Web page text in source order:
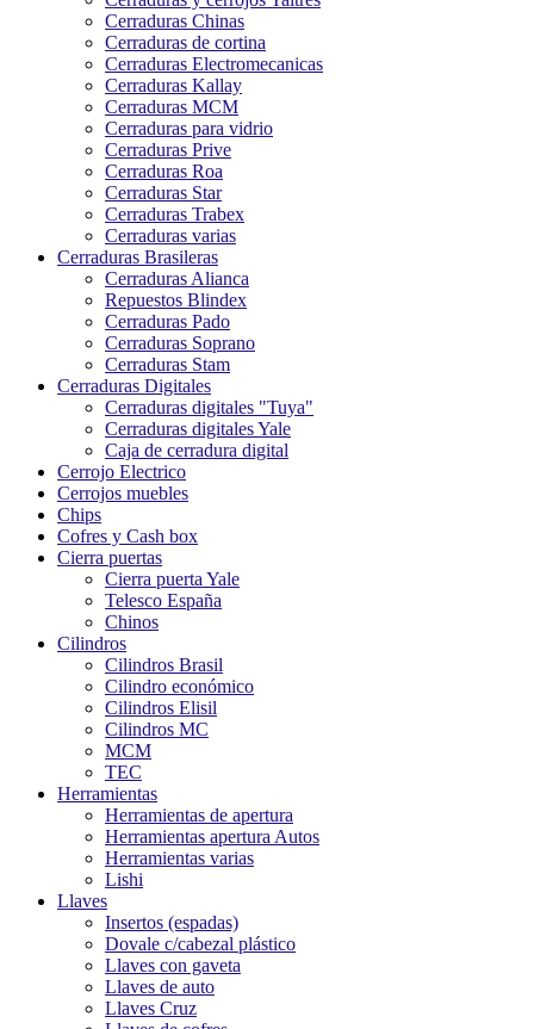
Cerraduras Chinas
Cerraduras de cortina
Cerraduras Electromecanicas
Cerraduras Kallay
Cerraduras MCM
Cerraduras para vidrio
Cerraduras Prive
Cerraduras Roa
Cerraduras Star
Cerraduras Trabex
Cerraduras varias
Cerraduras Brasileras
Cerraduras Alianca
Repuestos Blindex
Cerraduras Pado
Cerraduras Soprano
Cerraduras Stam
Cerraduras Digitales
Cerraduras digitales "Tuya"
Cerraduras digitales Yale
Caja de cerradura digital
Cerrojo Electrico
Cerrojos muebles
Chips
Cofres y Cash box
Cierra puertas
Cierra puerta Yale
Telesco España
Chinos
Cilindros
Cilindros Brasil
Cilindro económico
Cilindros Elisil
Cilindros MC
MCM
TEC
Herramientas
Herramientas de apertura
Herramientas apertura Autos
Herramientas varias
Lishi
Llaves
Insertos (espadas)
Dovale c/cabezal plástico
Llaves con gaveta
Llaves de auto
Llaves Cruz